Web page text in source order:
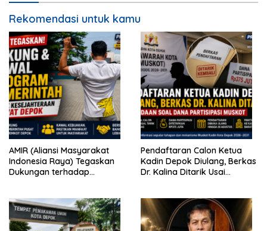
Rekomendasi untuk kamu
AMIR (Aliansi Masyarakat
Indonesia Raya) Tegaskan
Dukungan terhadap
Pendaftaran Calon Ketua
Kadin Depok Diulang, Berkas
Dr. Kalina Ditarik Usai